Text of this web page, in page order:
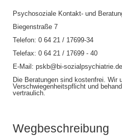
Psychosoziale Kontakt- und
Biegenstraße 7
Telefon: 0 64 21 / 17699-34
Telefax: 0 64 21 / 17699 - 40
E-Mail: pskb@bi-sozialpsychiatrie.de
Die Beratungen sind kostenfrei. Wir
Verschwiegenheitspflicht und
vertraulich.
Wegbeschreibung